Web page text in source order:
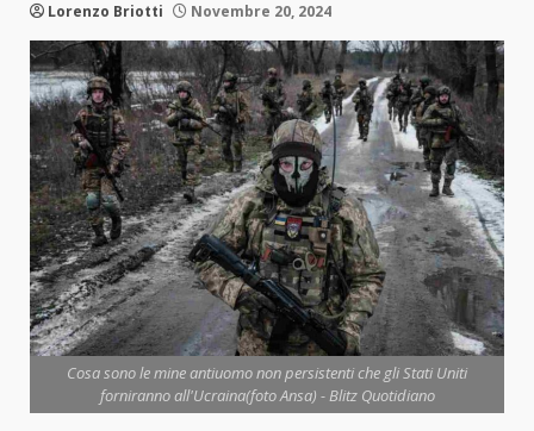
Lorenzo Briotti Novembre 20, 2024
Cosa sono le mine antiuomo non persistenti che gli Stati Uniti
forniranno all'Ucraina(foto Ansa) - Blitz Quotidiano